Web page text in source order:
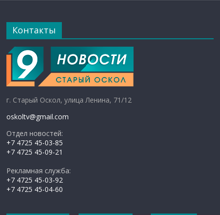
Контакты
г. Старый Оскол, улица Ленина, 71/12
oskoltv@gmail.com
Отдел новостей:
+7 4725 45-03-85
+7 4725 45-09-21
Рекламная служба:
+7 4725 45-03-92
+7 4725 45-04-60